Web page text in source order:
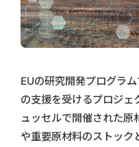
EUの研究開発プログラ
の支援を受けるプロジェ
ュッセルで開催された
や重要原材料のストック